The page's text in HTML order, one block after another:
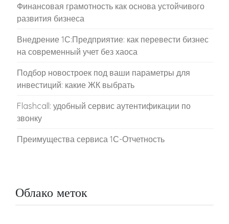
Финансовая грамотность как основа устойчивого
развития бизнеса
Внедрение 1С:Предприятие: как перевести бизнес
на современный учет без хаоса
Подбор новостроек под ваши параметры для
инвестиций: какие ЖК выбрать
Flashcall: удобный сервис аутентификации по
звонку
Преимущества сервиса 1С-Отчетность
Облако меток